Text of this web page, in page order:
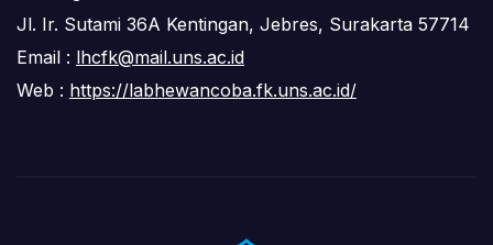
Jl. Ir. Sutami 36A Kentingan, Jebres, Surakarta 57714
Email : lhcfk@mail.uns.ac.id
Web : https://labhewancoba.fk.uns.ac.id/